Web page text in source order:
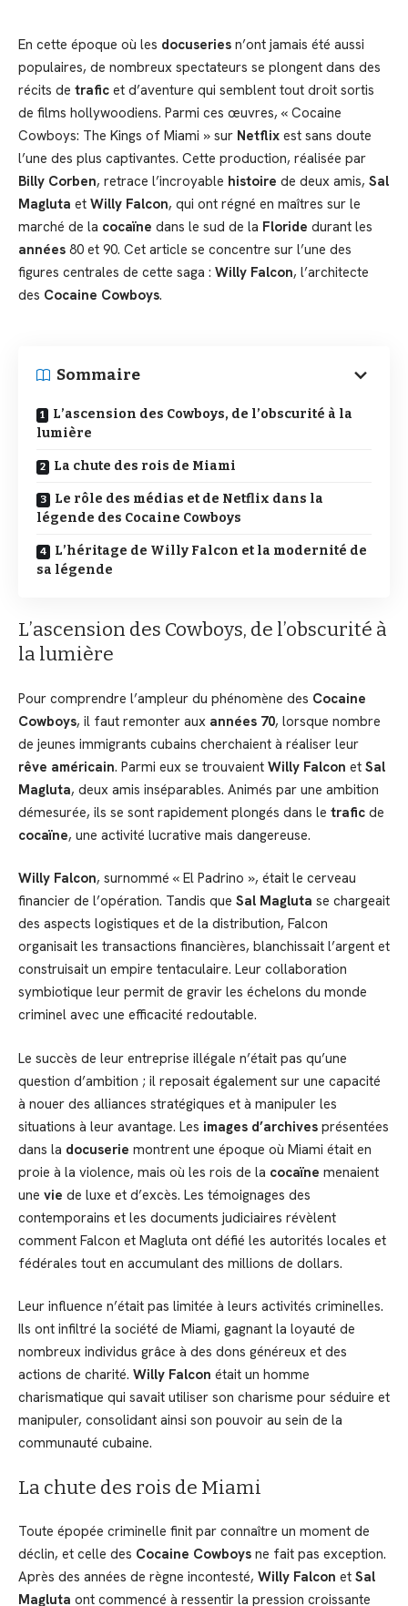
En cette époque où les docuseries n’ont jamais été aussi
populaires, de nombreux spectateurs se plongent dans des
récits de trafic et d’aventure qui semblent tout droit sortis
de films hollywoodiens. Parmi ces œuvres, « Cocaine
Cowboys: The Kings of Miami » sur Netflix est sans doute
l’une des plus captivantes. Cette production, réalisée par
Billy Corben, retrace l’incroyable histoire de deux amis, Sal
Magluta et Willy Falcon, qui ont régné en maîtres sur le
marché de la cocaïne dans le sud de la Floride durant les
années 80 et 90. Cet article se concentre sur l’une des
figures centrales de cette saga : Willy Falcon, l’architecte
des Cocaine Cowboys.
Sommaire
L’ascension des Cowboys, de l’obscurité à la
lumière
La chute des rois de Miami
Le rôle des médias et de Netflix dans la
légende des Cocaine Cowboys
L’héritage de Willy Falcon et la modernité de
sa légende
L’ascension des Cowboys, de l’obscurité à
la lumière
Pour comprendre l’ampleur du phénomène des Cocaine
Cowboys, il faut remonter aux années 70, lorsque nombre
de jeunes immigrants cubains cherchaient à réaliser leur
rêve américain. Parmi eux se trouvaient Willy Falcon et Sal
Magluta, deux amis inséparables. Animés par une ambition
démesurée, ils se sont rapidement plongés dans le trafic de
cocaïne, une activité lucrative mais dangereuse.
Willy Falcon, surnommé « El Padrino », était le cerveau
financier de l’opération. Tandis que Sal Magluta se chargeait
des aspects logistiques et de la distribution, Falcon
organisait les transactions financières, blanchissait l’argent et
construisait un empire tentaculaire. Leur collaboration
symbiotique leur permit de gravir les échelons du monde
criminel avec une efficacité redoutable.
Le succès de leur entreprise illégale n’était pas qu’une
question d’ambition ; il reposait également sur une capacité
à nouer des alliances stratégiques et à manipuler les
situations à leur avantage. Les images d’archives présentées
dans la docuserie montrent une époque où Miami était en
proie à la violence, mais où les rois de la cocaïne menaient
une vie de luxe et d’excès. Les témoignages des
contemporains et les documents judiciaires révèlent
comment Falcon et Magluta ont défié les autorités locales et
fédérales tout en accumulant des millions de dollars.
Leur influence n’était pas limitée à leurs activités criminelles.
Ils ont infiltré la société de Miami, gagnant la loyauté de
nombreux individus grâce à des dons généreux et des
actions de charité. Willy Falcon était un homme
charismatique qui savait utiliser son charisme pour séduire et
manipuler, consolidant ainsi son pouvoir au sein de la
communauté cubaine.
La chute des rois de Miami
Toute épopée criminelle finit par connaître un moment de
déclin, et celle des Cocaine Cowboys ne fait pas exception.
Après des années de règne incontesté, Willy Falcon et Sal
Magluta ont commencé à ressentir la pression croissante